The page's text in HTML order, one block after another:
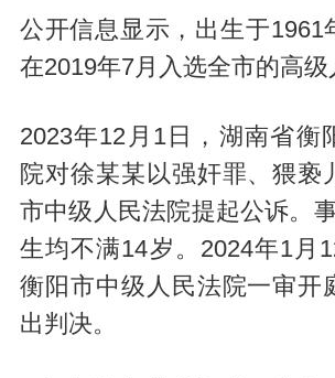
公开信息显示，出生于1961
在2019年7月入选全市的高级
2023年12月1日，湖南省衡
院对徐某某以强奸罪、猥亵
市中级人民法院提起公诉。
生均不满14岁。2024年1月
衡阳市中级人民法院一审开
出判决。